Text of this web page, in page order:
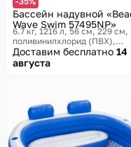
Бассейн надувной
Wave Swim 57495NP»
6.7 кг, 1216 л, 56 см, 229 см,
поливинилхлорид (ПВХ),
229×229×56 см, 229 × 229 ×
см Intex
Доставим бесплатно 14
августа